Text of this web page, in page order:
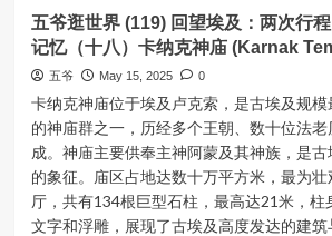
贝
神
庙
Simbel
Temple）
越
十
三
年
的
记
忆
（二
十）
卢
克
五
爷
逛
世
界
(120)
回
望
埃
及：
两
五爷逛世界 (119) 回望埃及：两次行
记忆（十八）卡纳克神庙 (Karnak
五爷 May 15, 2025 0
卡纳克神庙位于埃及卢克索，是古埃及规
的神庙群之一，历经多个王朝、数十位法
成。神庙主要供奉主神阿蒙及其神族，是
的象征。庙区占地达数十万平方米，最为
厅，共有134根巨型石柱，最高达21米，柱
文字和浮雕，展现了古埃及高度发达的建筑